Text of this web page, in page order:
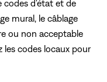
codes d'état et de
mural, le câblage
ou non acceptable
les codes locaux pour